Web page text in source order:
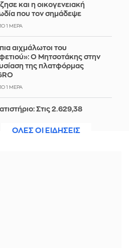
και η οικογενειακή
που τον σημάδεψε
1 ΜΈΡΑ
αιχμάλωτοι του
Ο Μητσοτάκης στην
της πλατφόρμας
1 ΜΈΡΑ
Στις 2.629,38
0,21%
ΟΛΕΣ ΟΙ ΕΙΔΗΣΕΙΣ